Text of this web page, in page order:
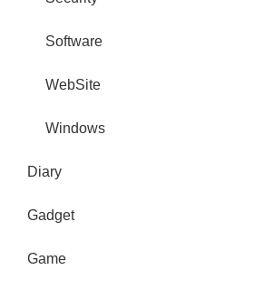
Software
WebSite
Windows
Diary
Gadget
Game